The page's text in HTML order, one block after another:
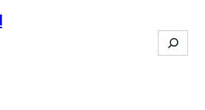
Search